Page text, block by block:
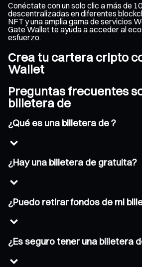
Conéctate con un solo clic a más de
descentralizadas en diferentes
NFT y una amplia gama de servicios
Gate Wallet te ayuda a acceder al
esfuerzo.
Crea tu cartera cripto
Wallet
Preguntas frecuentes
billetera de
¿Qué es una billetera de ?
¿Hay una billetera de gratuita?
¿Puedo retirar fondos de mi
¿Es seguro tener una billetera